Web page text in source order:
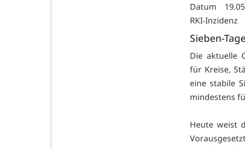
Datum
RKI-
Sieben-
Die aktuelle
für Kreise,
eine stabile
mindestens
Heute weist